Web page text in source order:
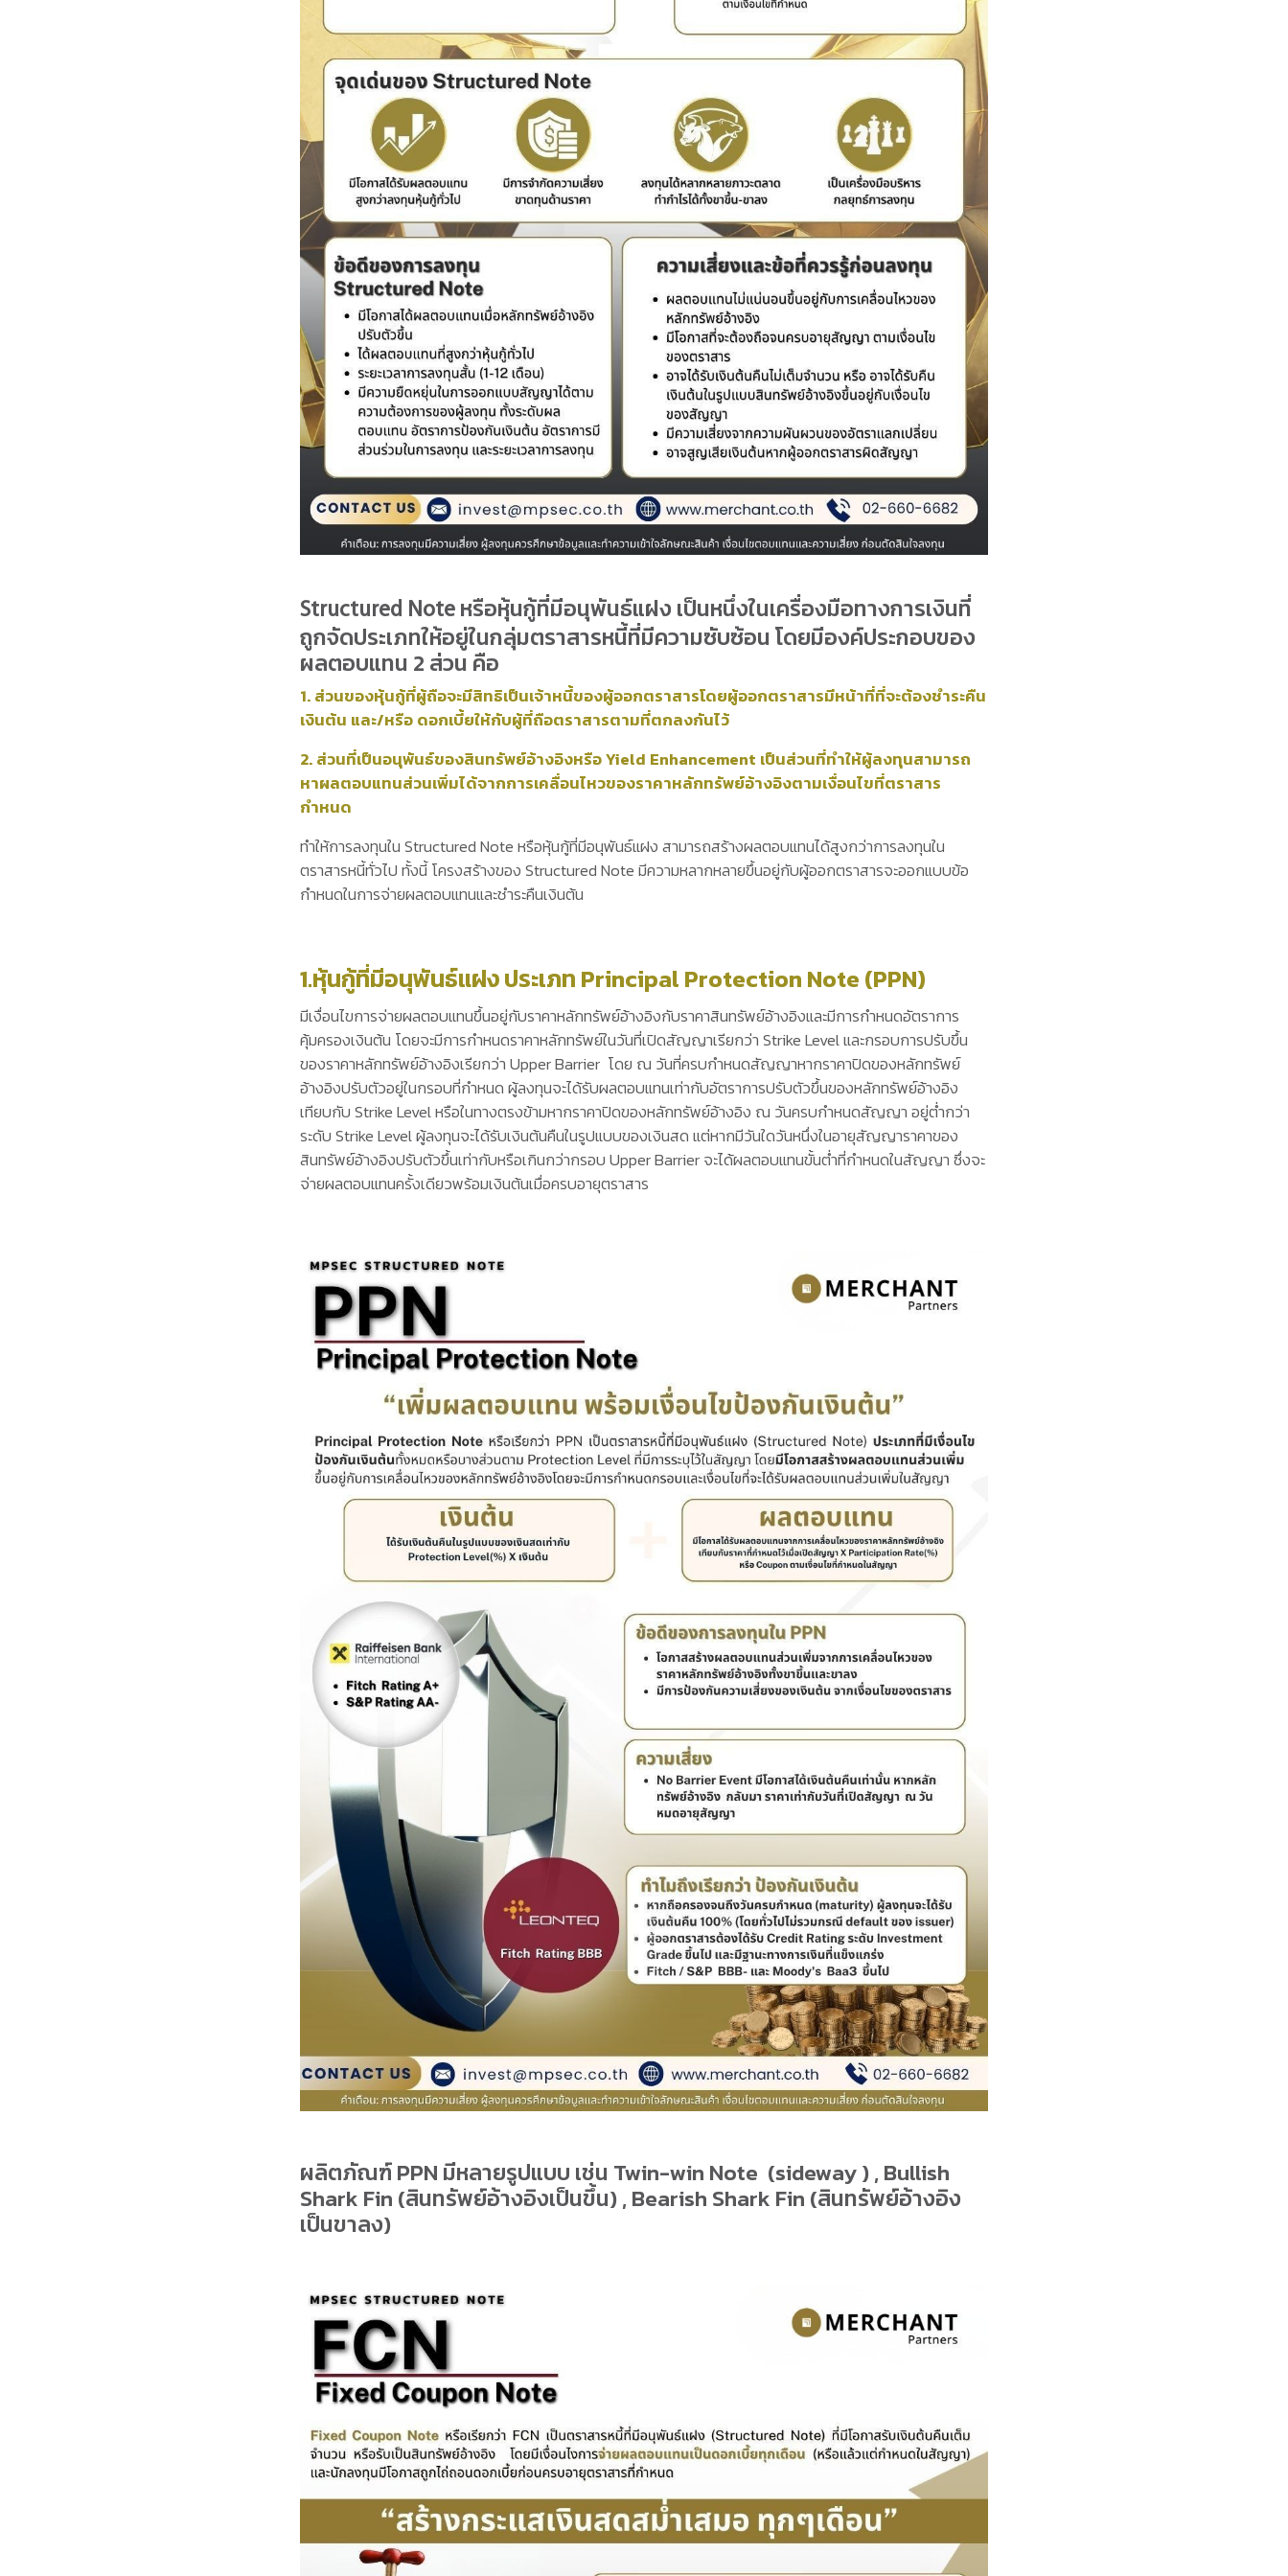
Structured Note หรือหุ้นกู้ที่มีอนุพันธ์แฝง เป็นหนึ่งในเครื่องมือทางการเงินที่
ถูกจัดประเภทให้อยู่ในกลุ่มตราสารหนี้ที่มีความซับซ้อน โดยมีองค์ประกอบของ
ผลตอบแทน 2 ส่วน คือ
1. ส่วนของหุ้นกู้ที่ผู้ถือจะมีสิทธิเป็นเจ้าหนี้ของผู้ออกตราสารโดยผู้ออกตราสารมีหน้าที่ที่จะต้องชำระคืน
เงินต้น และ/หรือ ดอกเบี้ยให้กับผู้ที่ถือตราสารตามที่ตกลงกันไว้
2. ส่วนที่เป็นอนุพันธ์ของสินทรัพย์อ้างอิงหรือ Yield Enhancement เป็นส่วนที่ทำให้ผู้ลงทุนสามารถ
หาผลตอบแทนส่วนเพิ่มได้จากการเคลื่อนไหวของราคาหลักทรัพย์อ้างอิงตามเงื่อนไขที่ตราสาร
กำหนด
ทำให้การลงทุนใน Structured Note หรือหุ้นกู้ที่มีอนุพันธ์แฝง สามารถสร้างผลตอบแทนได้สูงกว่าการลงทุนใน
ตราสารหนี้ทั่วไป ทั้งนี้ โครงสร้างของ Structured Note มีความหลากหลายขึ้นอยู่กับผู้ออกตราสารจะออกแบบข้อ
กำหนดในการจ่ายผลตอบแทนและชำระคืนเงินต้น
1.หุ้นกู้ที่มีอนุพันธ์แฝง ประเภท Principal Protection Note (PPN)
มีเงื่อนไขการจ่ายผลตอบแทนขึ้นอยู่กับราคาหลักทรัพย์อ้างอิงกับราคาสินทรัพย์อ้างอิงและมีการกำหนดอัตราการ
คุ้มครองเงินต้น โดยจะมีการกำหนดราคาหลักทรัพย์ในวันที่เปิดสัญญาเรียกว่า Strike Level และกรอบการปรับขึ้น
ของราคาหลักทรัพย์อ้างอิงเรียกว่า Upper Barrier โดย ณ วันที่ครบกำหนดสัญญาหากราคาปิดของหลักทรัพย์
อ้างอิงปรับตัวอยู่ในกรอบที่กำหนด ผู้ลงทุนจะได้รับผลตอบแทนเท่ากับอัตราการปรับตัวขึ้นของหลักทรัพย์อ้างอิง
เทียบกับ Strike Level หรือในทางตรงข้ามหากราคาปิดของหลักทรัพย์อ้างอิง ณ วันครบกำหนดสัญญา อยู่ต่ำกว่า
ระดับ Strike Level ผู้ลงทุนจะได้รับเงินต้นคืนในรูปแบบของเงินสด แต่หากมีวันใดวันหนึ่งในอายุสัญญาราคาของ
สินทรัพย์อ้างอิงปรับตัวขึ้นเท่ากับหรือเกินกว่ากรอบ Upper Barrier จะได้ผลตอบแทนขั้นต่ำที่กำหนดในสัญญา ซึ่งจะ
จ่ายผลตอบแทนครั้งเดียวพร้อมเงินต้นเมื่อครบอายุตราสาร
ผลิตภัณฑ์ PPN มีหลายรูปแบบ เช่น Twin-win Note (sideway ) , Bullish
Shark Fin (สินทรัพย์อ้างอิงเป็นขึ้น) , Bearish Shark Fin (สินทรัพย์อ้างอิง
เป็นขาลง)